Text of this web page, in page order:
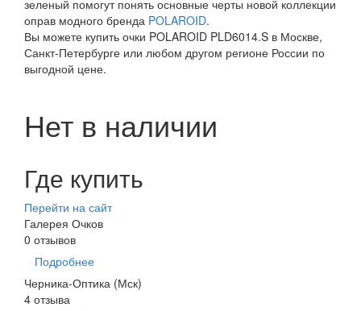
зеленый помогут понять основные черты новой коллекции
оправ модного бренда POLAROID.
Вы можете купить очки POLAROID PLD6014.S в Москве,
Санкт-Петербурге или любом другом регионе России по
выгодной цене.
Нет в наличии
Где купить
Перейти на сайт
Галерея Очков
0 отзывов
Подробнее
Черника-Оптика (Мск)
4 отзыва